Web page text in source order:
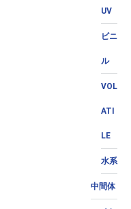
UV
ビニ
ル
VOL
ATI
LE
水系
中間体